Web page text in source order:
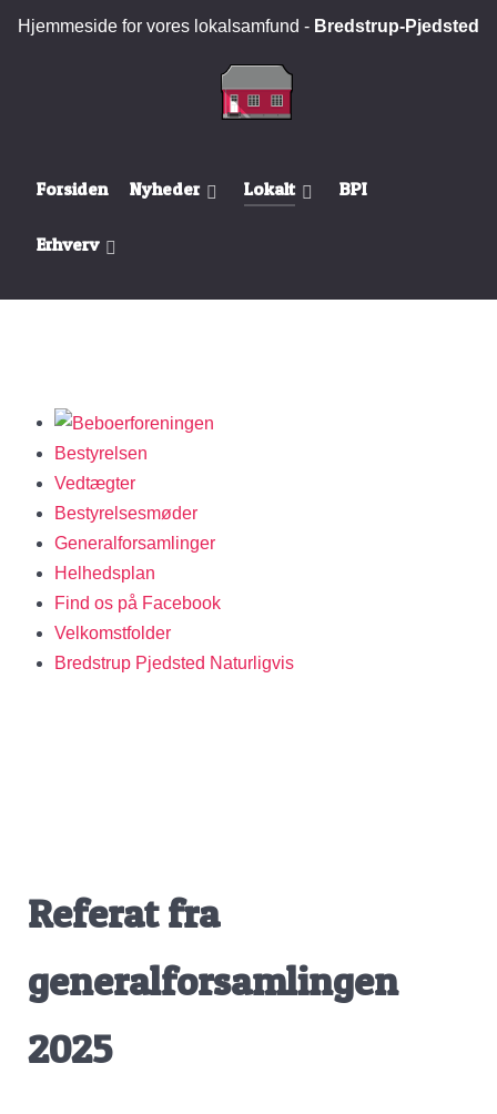
Hjemmeside for vores lokalsamfund - Bredstrup-Pjedsted
Forsiden Nyheder Lokalt BPI
Erhverv
Bestyrelsen
Vedtægter
Bestyrelsesmøder
Generalforsamlinger
Helhedsplan
Find os på Facebook
Velkomstfolder
Bredstrup Pjedsted Naturligvis
Referat fra
generalforsamlingen
2025